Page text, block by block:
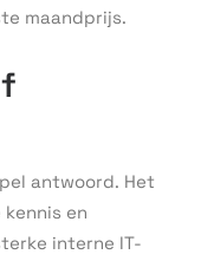
maandprijs.
antwoord. Het
en
interne IT-